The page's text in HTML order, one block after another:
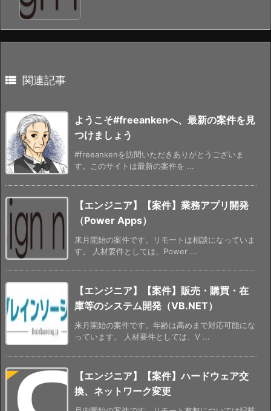
 関連記事
ようこそ#freeankenへ、最新の案件を見
つけましょう
#freeankenを訪問いただきありがとうございま
す。このサイトは最新の案件を ...
【エンジニア】【案件】業務アプリ開発
（Power Apps）
来月開始の案件です。リモートは相談になっていま
す。 人材要件としては、Power ...
【エンジニア】【案件】販売・購買・在
庫等のシステム開発（VB.NET）
来月開始の案件です。年齢は高めまで対応可能にな
っています。 人材要件としては、V ...
【エンジニア】【案件】ハードウェア交
換、ネットワーク変更